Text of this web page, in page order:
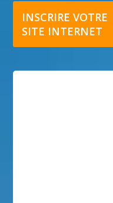
INSCRIRE VOTRE
SITE INTERNET